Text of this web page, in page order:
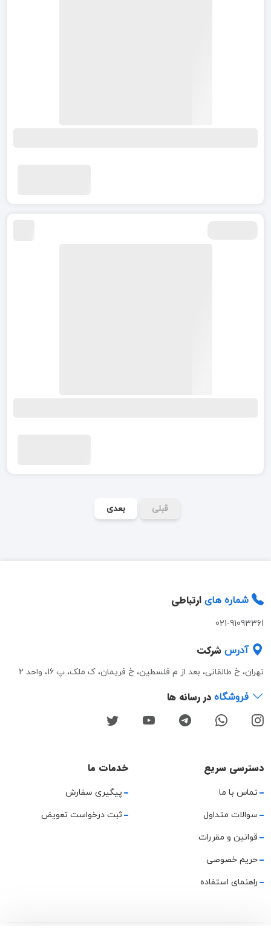
قبلی بعدی
شماره های ارتباطی
021-91093361
آدرس شرکت
تهران، خ طالقانی، بعد از م فلسطین، خ فریمان، ک ملک، پ 16، واحد 2
فروشگاه در رسانه ها
دسترسی سریع
تماس با ما
سوالات متداول
قوانین و مقررات
حریم خصوصی
راهنمای استفاده
خدمات ما
پیگیری سفارش
ثبت درخواست تعویض